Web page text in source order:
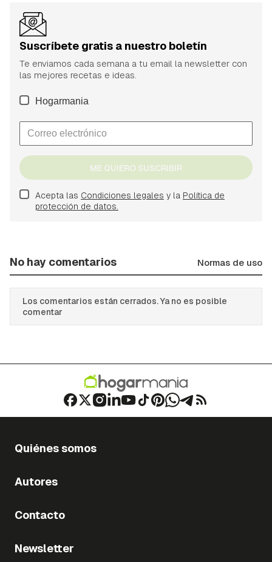
Suscríbete gratis a nuestro boletín
Te enviamos cada semana a tu email la newsletter con
las mejores recetas e ideas.
Hogarmania
ME QUIERO SUSCRIBIR
Acepta las Condiciones legales y la Política de
protección de datos.
No hay comentarios Normas de uso
Los comentarios están cerrados. Ya no es posible
comentar
Quiénes somos
Autores
Contacto
Newsletter